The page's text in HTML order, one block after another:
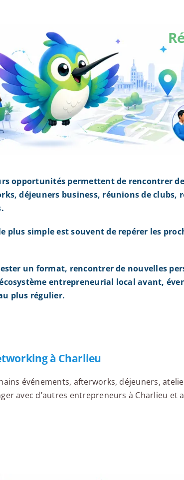
opportunités permettent de rencontrer
déjeuners business, réunions de
plus simple est souvent de repérer les
un format, rencontrer de nouvelles
entrepreneurial local avant,
plus régulier.
à Charlieu
événements, afterworks, déjeuners,
avec d’autres entrepreneurs à Charlieu et